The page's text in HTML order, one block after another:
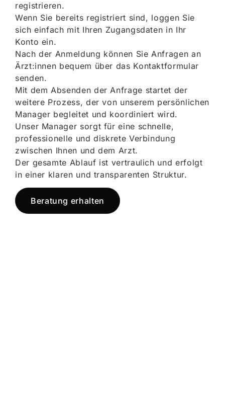
registrieren.
Wenn Sie bereits registriert sind, loggen Sie
sich einfach mit Ihren Zugangsdaten in Ihr
Konto ein.
Nach der Anmeldung können Sie Anfragen an
Ärzt:innen bequem über das Kontaktformular
senden.
Mit dem Absenden der Anfrage startet der
weitere Prozess, der von unserem persönlichen
Manager begleitet und koordiniert wird.
Unser Manager sorgt für eine schnelle,
professionelle und diskrete Verbindung
zwischen Ihnen und dem Arzt.
Der gesamte Ablauf ist vertraulich und erfolgt
in einer klaren und transparenten Struktur.
Beratung erhalten